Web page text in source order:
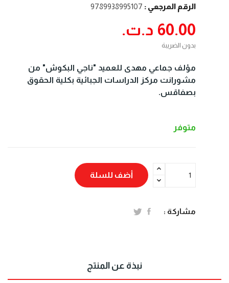
الرقم المرجعي : 9789938995107
60.00 د.ت.‏
بدون الضريبة
مؤلف جماعي مهدى للعميد "ناجي البكوش" من
مشورانت مركز الدراسات الجبائية بكلية الحقوق
بصفاقس.
متوفر
أضف للسلة
مشاركة :
نبذة عن المنتج